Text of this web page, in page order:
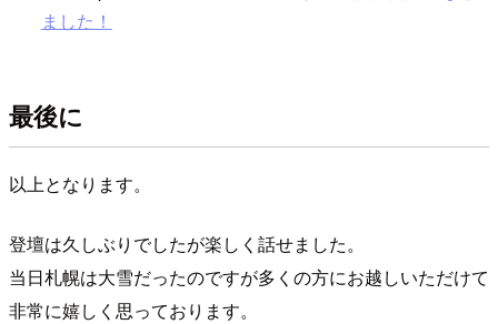
ました！
最後に
以上となります。
登壇は久しぶりでしたが楽しく話せました。
当日札幌は大雪だったのですが多くの方にお越しいただけて
非常に嬉しく思っております。